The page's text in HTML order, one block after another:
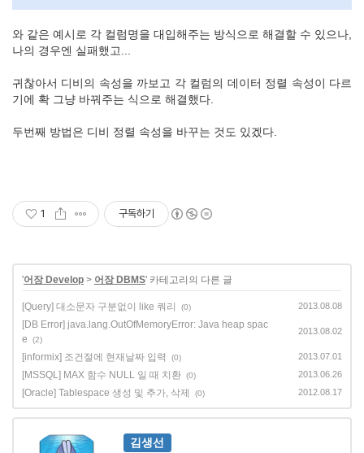
와 같은 예시로 각 컬럼명을 대입해주는 방식으로 해결할 수 있으나,
나의 경우엔 실패했고...
귀찮아서 디비의 속성을 까보고 각 컬럼의 데이터 정렬 속성이 다르
기에 확 그냥 바꿔주는 식으로 해결했다.
두번째 방법은 디비 정렬 속성을 바꾸는 것도 있겠다.
1 구독하기
'어장 Develop > 어장 DBMS' 카테고리의 다른 글
[Query] 대소문자 구분없이 like 쿼리 (0) 2013.08.08
[DB Error] java.lang.OutOfMemoryError: Java heap spac
e
(2)
2013.08.02
[informix] 조건절에 현재날짜 입력 (0) 2013.07.01
[MSSQL] MAX 함수 NULL 일 때 치환 (0) 2013.06.26
[Oracle] Tablespace 생성 및 추가, 삭제 (0) 2012.08.17
김생선